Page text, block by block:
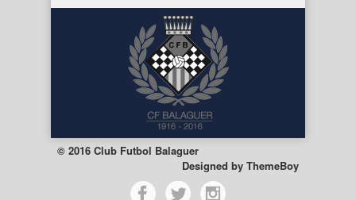
© 2016 Club Futbol Balaguer
Designed by ThemeBoy